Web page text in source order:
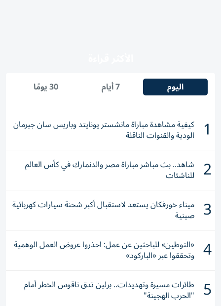
اليوم 7 أيام 30 يومًا
1 كيفية مشاهدة مباراة مانشستر يونايتد وباريس سان جيرمان
الودية والقنوات الناقلة
2 شاهد.. بث مباشر مباراة مصر والدنمارك في كأس العالم
للناشئات
3 ميناء خورفكان يستعد لاستقبال أكبر شحنة سيارات كهربائية
صينية
4 «التوطين» للباحثين عن عمل: احذروا عروض العمل الوهمية
وتحققوا عبر «الباركود»
5 طائرات مسيرة وتهديدات.. برلين تدق ناقوس الخطر أمام
"الحرب الهجينة"